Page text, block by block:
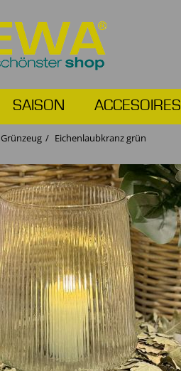
SAISON ACCESOIRES
Grünzeug Eichenlaubkranz grün